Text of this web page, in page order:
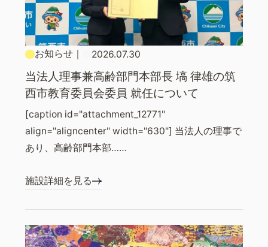
お知らせ｜ 2026.07.30
当法人理事兼高齢部門本部長 塙 律雄の筑
西市教育委員会委員 就任について
[caption id="attachment_12771"
align="aligncenter" width="630"] 当法人の理事で
あり、高齢部門本部……
施設詳細を見る